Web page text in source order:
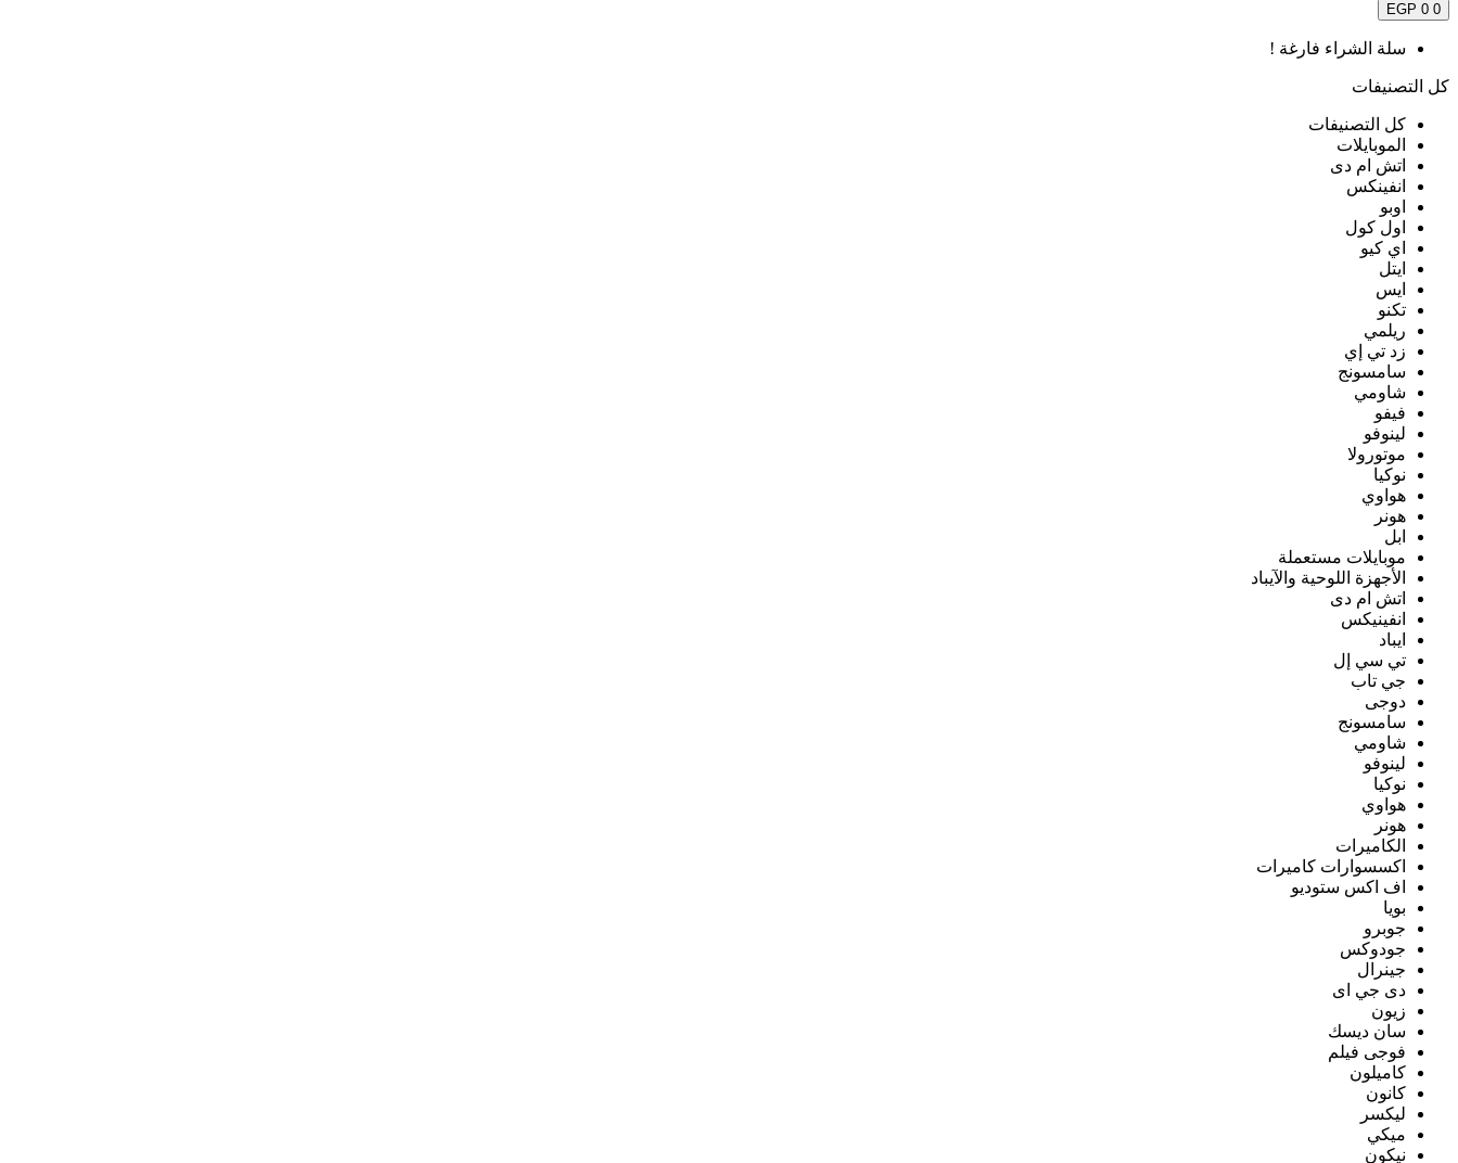
0
0 EGP
سلة الشراء فارغة !
كل التصنيفات
كل التصنيفات
الموبايلات
اتش ام دى
انفينكس
اوبو
اول كول
اي كيو
ايتل
ايس
تكنو
ريلمي
زد تي إي
سامسونج
شاومي
فيفو
لينوفو
موتورولا
نوكيا
هواوي
هونر
ابل
موبايلات مستعملة
الأجهزة اللوحية والآيباد
اتش ام دى
انفينيكس
ايباد
تي سي إل
جي تاب
دوجى
سامسونج
شاومي
لينوفو
نوكيا
هواوي
هونر
الكاميرات
اكسسوارات كاميرات
اف اكس ستوديو
بويا
جوبرو
جودوكس
جينرال
دى جي اى
زيون
سان ديسك
فوجى فيلم
كاميلون
كانون
ليكسر
ميكي
نيكون